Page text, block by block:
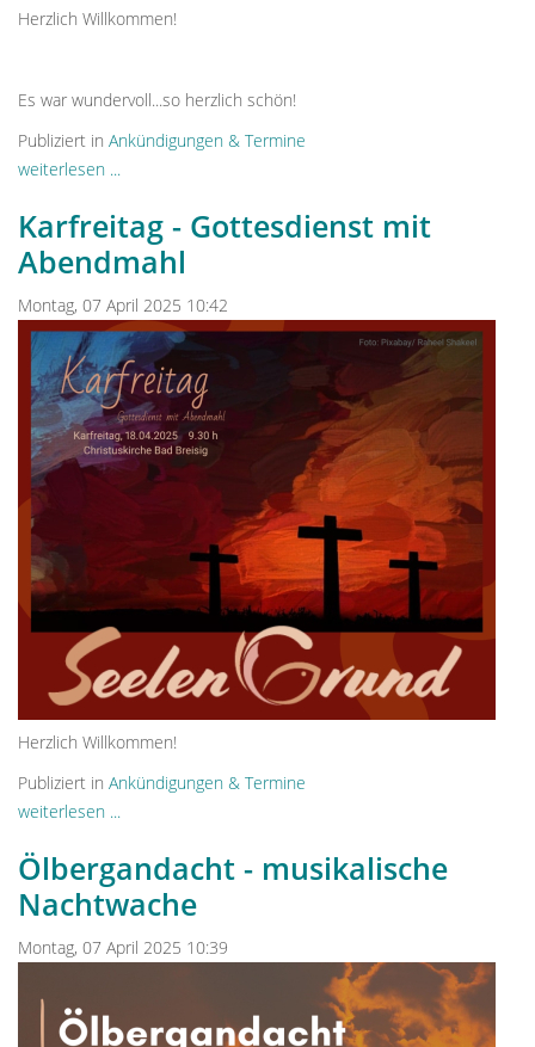
Herzlich Willkommen!
Es war wundervoll...so herzlich schön!
Publiziert in Ankündigungen & Termine
weiterlesen ...
Karfreitag - Gottesdienst mit
Abendmahl
Montag, 07 April 2025 10:42
Herzlich Willkommen!
Publiziert in Ankündigungen & Termine
weiterlesen ...
Ölbergandacht - musikalische
Nachtwache
Montag, 07 April 2025 10:39